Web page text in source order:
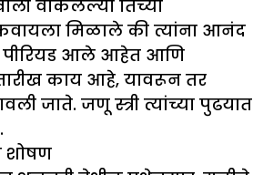
वाकलेल्या तिच्या
मिळाले की त्यांना आनंद
पीरियड आले आहेत आणि
तारीख काय आहे, यावरून तर
जाते. जणू स्त्री त्यांच्या पुढयात
शोषण